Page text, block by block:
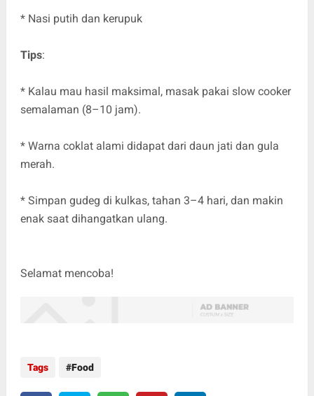
* Nasi putih dan kerupuk
Tips:
* Kalau mau hasil maksimal, masak pakai slow cooker
semalaman (8–10 jam).
* Warna coklat alami didapat dari daun jati dan gula
merah.
* Simpan gudeg di kulkas, tahan 3–4 hari, dan makin
enak saat dihangatkan ulang.
Selamat mencoba!
Tags Food